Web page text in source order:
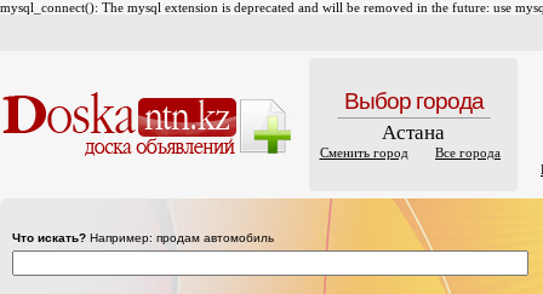
mysql_connect(): The mysql extension is deprecated and will be removed in the future: use
Выбор города
Астана
Сменить город
Все города
Что искать? Например: продам автомобиль